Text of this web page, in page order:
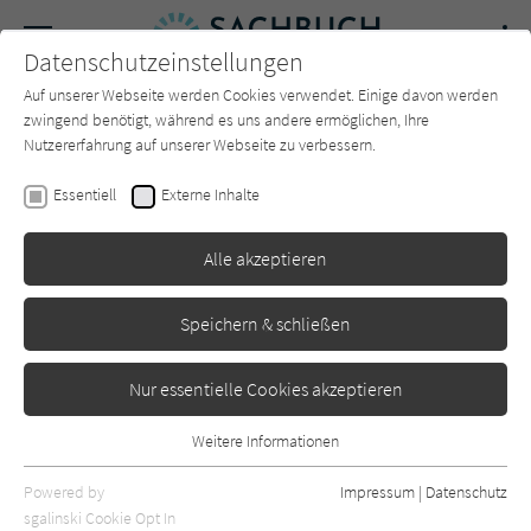
SUCHE Forum Charts Newsletter
John Zukowsky
Architektur
Prestel
Datenschutzeinstellungen
Auf unserer Webseite werden Cookies verwendet. Einige davon werden
zwingend benötigt, während es uns andere ermöglichen, Ihre
Nutzererfahrung auf unserer Webseite zu verbessern.
Essentiell Externe Inhalte
Alle akzeptieren
Speichern & schließen
Nur essentielle Cookies akzeptieren
Essentielle Cookies werden für grundlegende Funktionen der
Webseite benötigt. Dadurch ist gewährleistet, dass die Webseite
Weitere Informationen
Powered by
sgalinski Cookie Opt In
Impressum | Datenschutz